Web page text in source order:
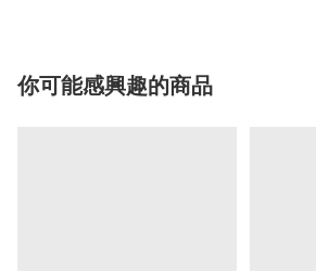
你可能感興趣的商品